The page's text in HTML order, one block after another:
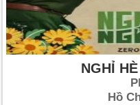
NGHỈ
Hồ